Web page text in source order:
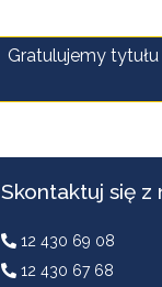
Gratulujemy
Skontaktuj się z
12 430 69 08
12 430 67 68